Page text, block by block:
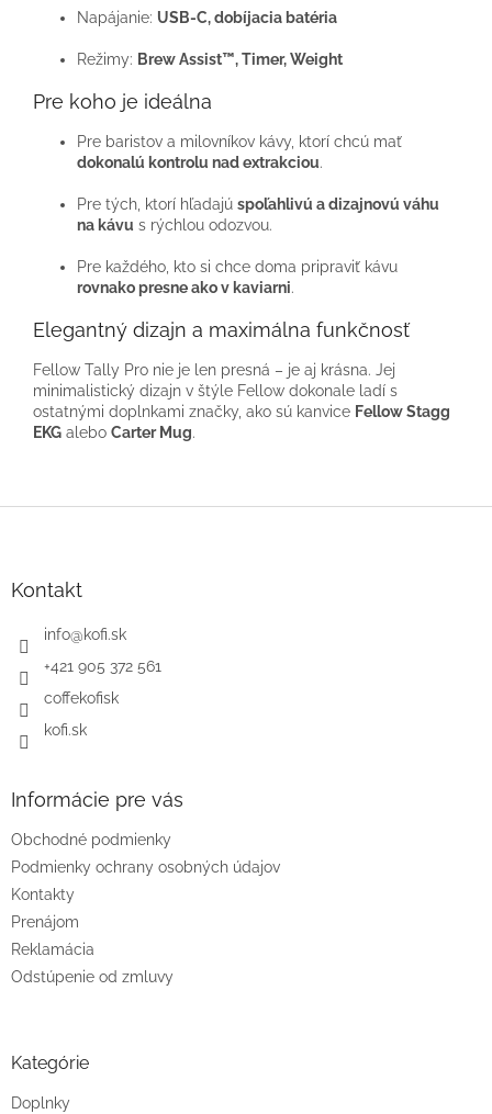
Napájanie: USB-C, dobíjacia batéria
Režimy: Brew Assist™, Timer, Weight
Pre koho je ideálna
Pre baristov a milovníkov kávy, ktorí chcú mať
dokonalú kontrolu nad extrakciou.
Pre tých, ktorí hľadajú spoľahlivú a dizajnovú váhu
na kávu s rýchlou odozvou.
Pre každého, kto si chce doma pripraviť kávu
rovnako presne ako v kaviarni.
Elegantný dizajn a maximálna funkčnosť
Fellow Tally Pro nie je len presná – je aj krásna. Jej
minimalistický dizajn v štýle Fellow dokonale ladí s
ostatnými doplnkami značky, ako sú kanvice Fellow Stagg
EKG alebo Carter Mug.
Kontakt
info@kofi.sk
+421 905 372 561
coffekofisk
kofi.sk
Informácie pre vás
Obchodné podmienky
Podmienky ochrany osobných údajov
Kontakty
Prenájom
Reklamácia
Odstúpenie od zmluvy
Kategórie
Doplnky